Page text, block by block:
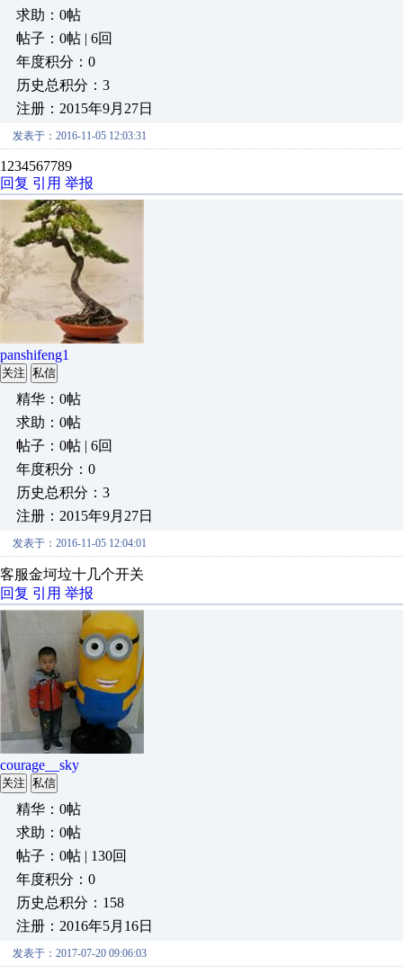
求助：0帖
帖子：0帖 | 6回
年度积分：0
历史总积分：3
注册：2015年9月27日
发表于：2016-11-05 12:03:31
1234567789
回复 引用 举报
panshifeng1
关注 私信
精华：0帖
求助：0帖
帖子：0帖 | 6回
年度积分：0
历史总积分：3
注册：2015年9月27日
发表于：2016-11-05 12:04:01
客服金坷垃十几个开关
回复 引用 举报
courage__sky
关注 私信
精华：0帖
求助：0帖
帖子：0帖 | 130回
年度积分：0
历史总积分：158
注册：2016年5月16日
发表于：2017-07-20 09:06:03